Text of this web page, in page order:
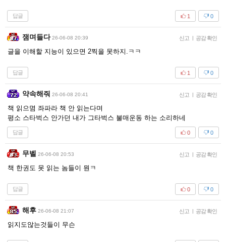
답글 0
1
잼며들다 26-06-08 20:39 신고 | 공감 확인
글을 이해할 지능이 있으면 2찍을 못하지.ㅋㅋ
답글 0
1
약속해줘 26-06-08 20:41 신고 | 공감 확인
책 읽으몀 좌파라 책 안 읽는다며
평소 스타벅스 안가던 내가 그타벅스 불매운동 하는 소리하네
답글 0
0
무벨 26-06-08 20:53 신고 | 공감 확인
책 한권도 못 읽는 놈들이 뭔ㅋ
답글 0
0
해후 26-06-08 21:07 신고 | 공감 확인
읽지도않는것들이 무슨